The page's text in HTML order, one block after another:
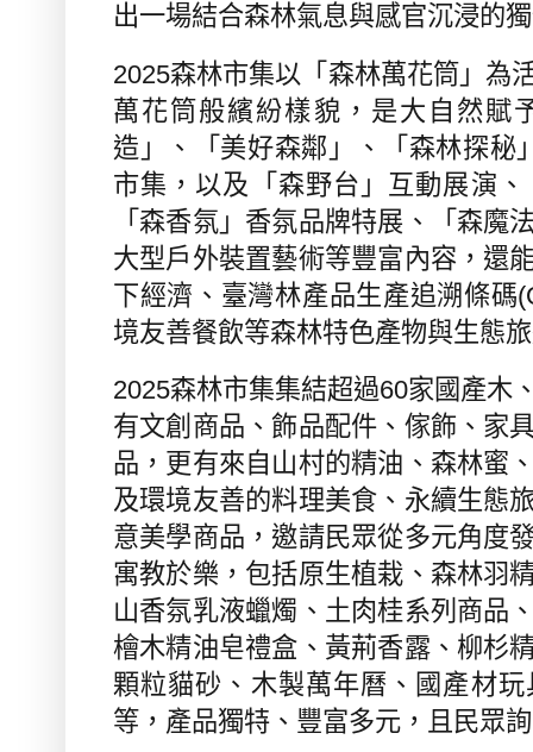
出一場結合森林氣息與感官沉浸的
2025森林市集以「森林萬花筒」為
萬花筒般繽紛樣貌，是大自然賦
造」、「美好森鄰」、「森林探秘
市集，以及「森野台」互動展演
「森香氛」香氛品牌特展、「森魔
大型戶外裝置藝術等豐富內容，還
下經濟、臺灣林產品生產追溯條碼
境友善餐飲等森林特色產物與生態
2025森林市集集結超過60家國產木
有文創商品、飾品配件、傢飾、家
品，更有來自山村的精油、森林蜜
及環境友善的料理美食、永續生態
意美學商品，邀請民眾從多元角度
寓教於樂，包括原生植栽、 森林羽
山香氛乳液蠟燭、土肉桂系列商品
檜木精油皂禮盒、黃荊香露、柳杉
顆粒貓砂、木製萬年曆、國產材
等，產品獨特、豐富多元，且民眾